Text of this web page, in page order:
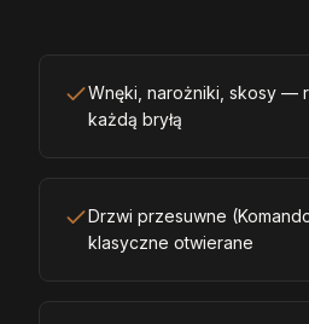
Wnęki, narożniki, skosy —
każdą bryłą
Drzwi przesuwne
klasyczne otwierane